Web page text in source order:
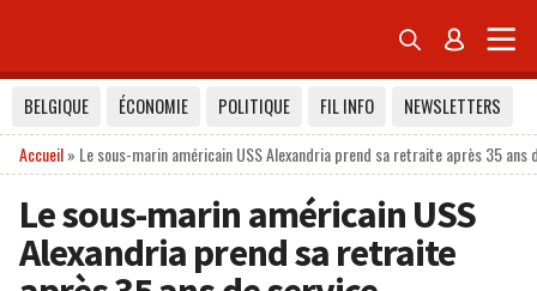
 
BELGIQUE ÉCONOMIE POLITIQUE FIL INFO
NEWSLETTERS
Accueil» Le sous-marin américain USS Alexandria prend sa retraite après 35 ans
Le sous-marin américain USS
Alexandria prend sa retraite